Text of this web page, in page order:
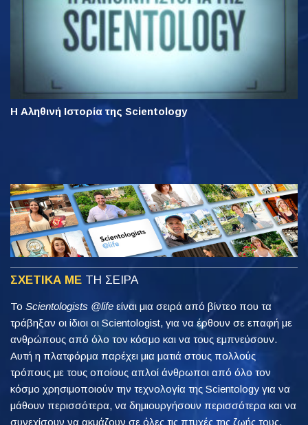
Η Αληθινή Ιστορία της Scientology
ΣΧΕΤΙΚΑ ΜΕ ΤΗ ΣΕΙΡΑ
Το Scientologists @life είναι μια σειρά από βίντεο που τα
τράβηξαν οι ίδιοι οι Scientologist, για να έρθουν σε επαφή με
ανθρώπους από όλο τον κόσμο και να τους εμπνεύσουν.
Αυτή η πλατφόρμα παρέχει μια ματιά στους πολλούς
τρόπους με τους οποίους απλοί άνθρωποι από όλο τον
κόσμο χρησιμοποιούν την τεχνολογία της Scientology για να
μάθουν περισσότερα, να δημιουργήσουν περισσότερα και να
συνεχίσουν να ακμάζουν σε όλες τις πτυχές της ζωής τους.